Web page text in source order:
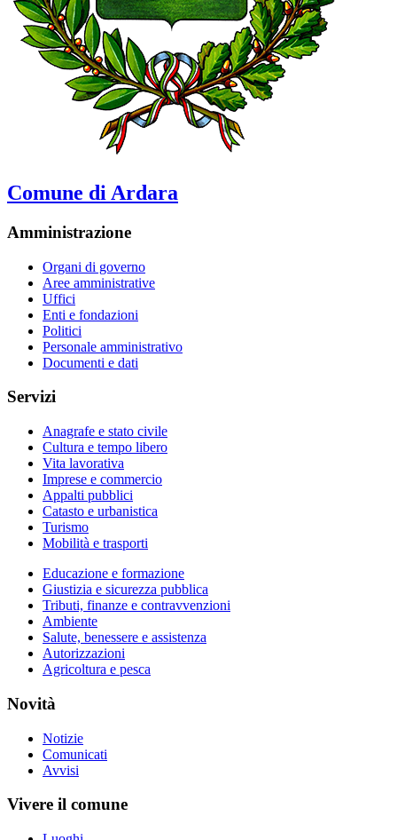
Comune di Ardara
Amministrazione
Organi di governo
Aree amministrative
Uffici
Enti e fondazioni
Politici
Personale amministrativo
Documenti e dati
Servizi
Anagrafe e stato civile
Cultura e tempo libero
Vita lavorativa
Imprese e commercio
Appalti pubblici
Catasto e urbanistica
Turismo
Mobilità e trasporti
Educazione e formazione
Giustizia e sicurezza pubblica
Tributi, finanze e contravvenzioni
Ambiente
Salute, benessere e assistenza
Autorizzazioni
Agricoltura e pesca
Novità
Notizie
Comunicati
Avvisi
Vivere il comune